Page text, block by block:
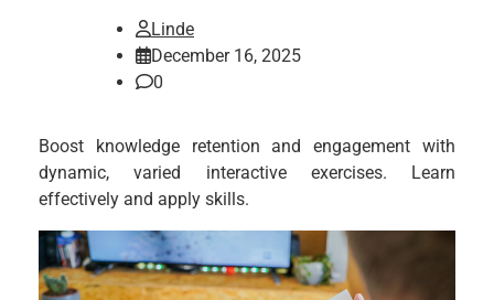
Linde
December 16, 2025
0
Boost knowledge retention and engagement with
dynamic, varied interactive exercises. Learn
effectively and apply skills.